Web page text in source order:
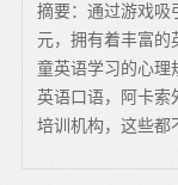
摘要：通过游戏吸
元，拥有着丰富的
童英语学习的心理
英语口语，阿卡索
培训机构，这些都